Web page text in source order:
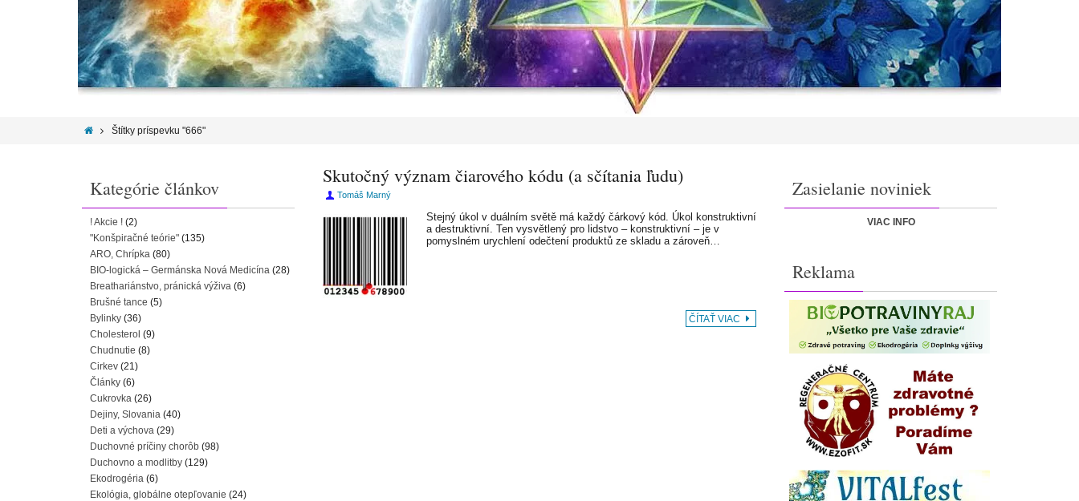
Štítky príspevku "666"
Skutočný význam čiarového kódu (a sčítania ľudu)
Tomáš Marný
Stejný úkol v duálním světě má každý čárkový kód. Úkol konstruktivní
a destruktivní. Ten vysvětlený pro lidstvo – konstruktivní – je v
pomyslném urychlení odečtení produktů ze skladu a zároveň…
ČÍTAŤ VIAC
Kategórie článkov
! Akcie ! (2)
"Konšpiračné teórie" (135)
ARO, Chrípka (80)
BIO-logická – Germánska Nová Medicína (28)
Breathariánstvo, pránická výživa (6)
Brušné tance (5)
Bylinky (36)
Cholesterol (9)
Chudnutie (8)
Cirkev (21)
Články (6)
Cukrovka (26)
Dejiny, Slovania (40)
Deti a výchova (29)
Duchovné príčiny chorôb (98)
Duchovno a modlitby (129)
Ekodrogéria (6)
Ekológia, globálne otepľovanie (24)
Zasielanie noviniek
VIAC INFO
Reklama